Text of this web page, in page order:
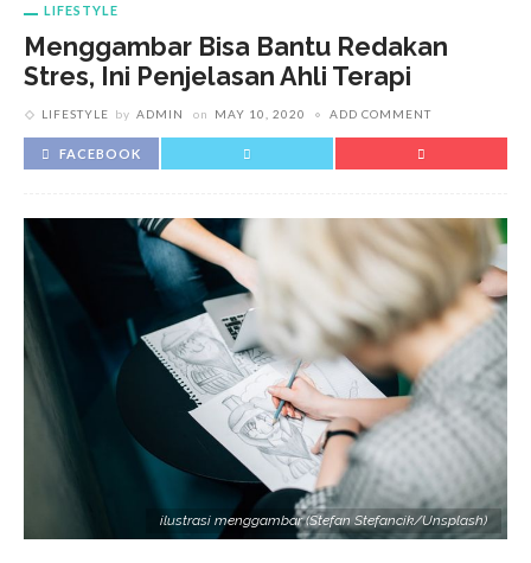
LIFESTYLE
Menggambar Bisa Bantu Redakan
Stres, Ini Penjelasan Ahli Terapi
LIFESTYLE by ADMIN on MAY 10, 2020 ADD COMMENT
FACEBOOK
ilustrasi menggambar (Stefan Stefancik/Unsplash)